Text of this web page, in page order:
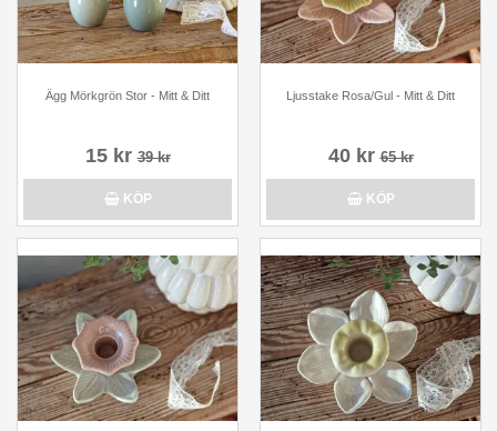
Ägg Mörkgrön Stor - Mitt & Ditt
15 kr39 kr
KÖP
Ljusstake Rosa/Gul - Mitt & Ditt
40 kr65 kr
KÖP